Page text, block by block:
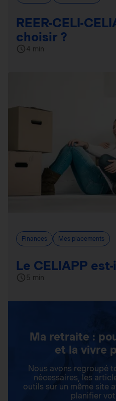
REER-CELI-
choisir ?
4 min
Finances Mes placements
Le CELIAPP
5 min
Ma retraite :
et la vivre
Nous avons regroupé
nécessaires, les
outils sur un même site
planifier